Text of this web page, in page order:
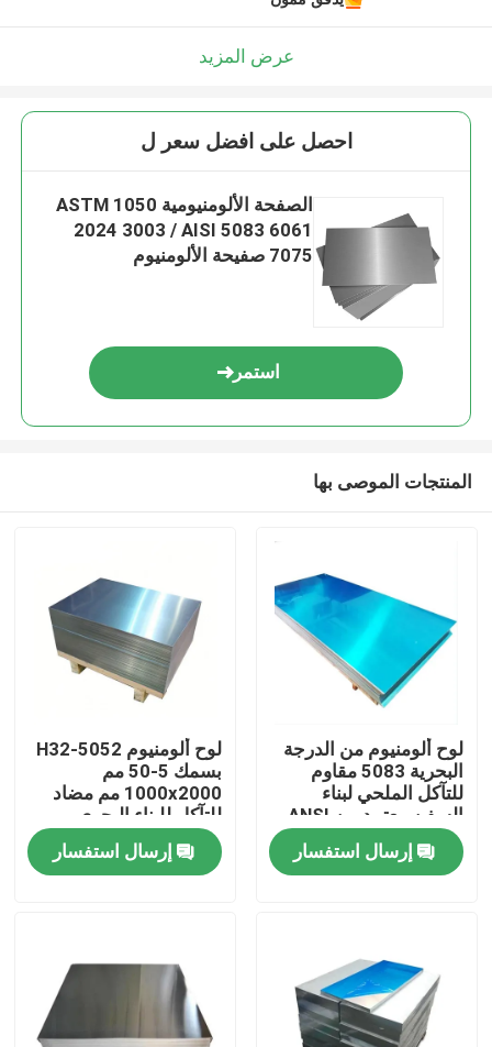
المنتجات
فيديوهات
عرض المزيد
احصل على افضل سعر ل
الصفحة الألومنيومية ASTM 1050
2024 3003 / AISI 5083 6061
7075 صفيحة الألومنيوم
استمر
المنتجات الموصى بها
لوح ألومنيوم من الدرجة
البحرية 5083 مقاوم
للتآكل الملحي لبناء
السفن معتمد من ANSI
إرسال استفسار
لوح ألومنيوم 5052-H32
بسمك 5-50 مم
1000x2000 مم مضاد
للتآكل للبناء البحري
إرسال استفسار